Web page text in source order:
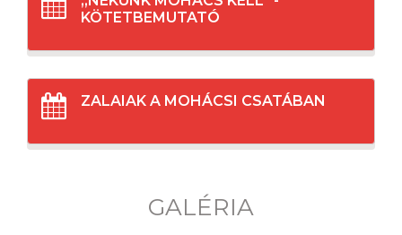
KÖTETBEMUTATÓ
ZALAIAK A MOHÁCSI CSATÁBAN
GALÉRIA